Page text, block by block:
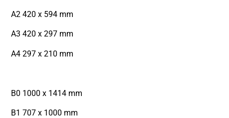
A2 420 x 594 mm
A3 420 x 297 mm
A4 297 x 210 mm
B0 1000 x 1414 mm
B1 707 x 1000 mm